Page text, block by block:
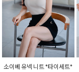
소이베 유넥 니트 *타이세트*